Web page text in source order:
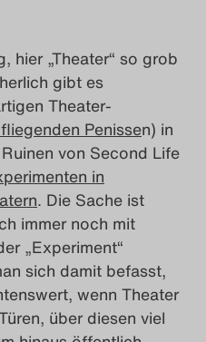
hier „Theater“ so grob
gibt es
Theater-
Penissen) in
von Second Life
in
. Die Sache ist
immer noch mit
„Experiment“
sich damit befasst,
wenn Theater
über diesen viel